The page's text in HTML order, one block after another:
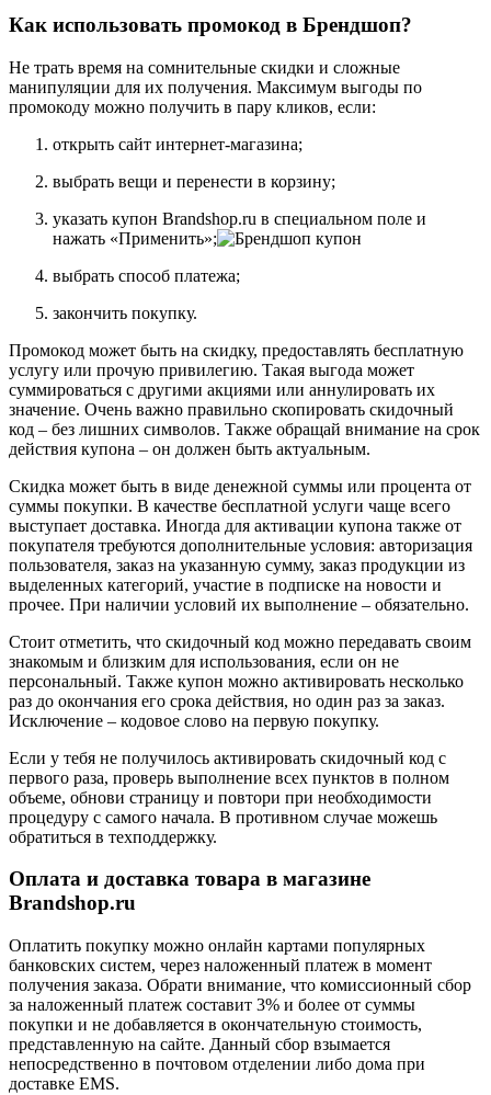
Как использовать промокод в Брендшоп?
Не трать время на сомнительные скидки и сложные
манипуляции для их получения. Максимум выгоды по
промокоду можно получить в пару кликов, если:
открыть сайт интернет-магазина;
выбрать вещи и перенести в корзину;
указать купон Brandshop.ru в специальном поле и
нажать «Применить»;
выбрать способ платежа;
закончить покупку.
Промокод может быть на скидку, предоставлять бесплатную
услугу или прочую привилегию. Такая выгода может
суммироваться с другими акциями или аннулировать их
значение. Очень важно правильно скопировать скидочный
код – без лишних символов. Также обращай внимание на срок
действия купона – он должен быть актуальным.
Скидка может быть в виде денежной суммы или процента от
суммы покупки. В качестве бесплатной услуги чаще всего
выступает доставка. Иногда для активации купона также от
покупателя требуются дополнительные условия: авторизация
пользователя, заказ на указанную сумму, заказ продукции из
выделенных категорий, участие в подписке на новости и
прочее. При наличии условий их выполнение – обязательно.
Стоит отметить, что скидочный код можно передавать своим
знакомым и близким для использования, если он не
персональный. Также купон можно активировать несколько
раз до окончания его срока действия, но один раз за заказ.
Исключение – кодовое слово на первую покупку.
Если у тебя не получилось активировать скидочный код с
первого раза, проверь выполнение всех пунктов в полном
объеме, обнови страницу и повтори при необходимости
процедуру с самого начала. В противном случае можешь
обратиться в техподдержку.
Оплата и доставка товара в магазине
Brandshop.ru
Оплатить покупку можно онлайн картами популярных
банковских систем, через наложенный платеж в момент
получения заказа. Обрати внимание, что комиссионный сбор
за наложенный платеж составит 3% и более от суммы
покупки и не добавляется в окончательную стоимость,
представленную на сайте. Данный сбор взымается
непосредственно в почтовом отделении либо дома при
доставке EMS.